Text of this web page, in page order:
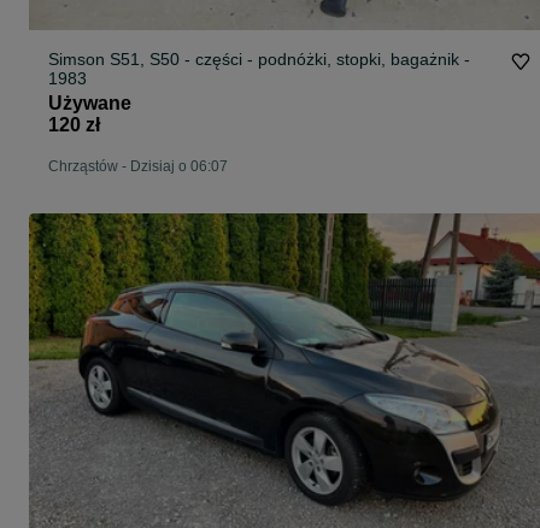
Simson S51, S50 - części - podnóżki, stopki, bagażnik -
1983
Używane
120 zł
Chrząstów - Dzisiaj o 06:07